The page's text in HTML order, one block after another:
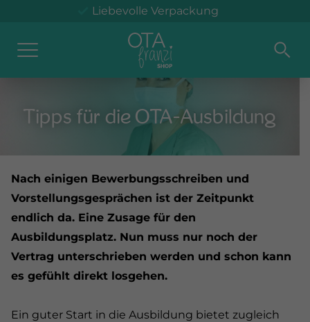
Liebevolle Verpackung
Klimaneutraler Versand in DE
Versand innerhalb 48 h*
Kostenloser Versand ab 100 € (DE)
Tassen Helfer Stützstrümpfe
Tipps für die OTA-Ausbildung
Nach einigen Bewerbungsschreiben und
Vorstellungsgesprächen ist der Zeitpunkt
endlich da. Eine Zusage für den
Ausbildungsplatz. Nun muss nur noch der
Vertrag unterschrieben werden und schon kann
es gefühlt direkt losgehen.
Ein guter Start in die Ausbildung bietet zugleich